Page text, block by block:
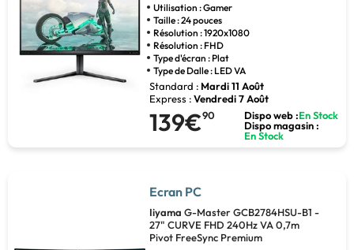
Utilisation : Gamer
Taille : 24 pouces
Résolution : 1920x1080
Résolution : FHD
Type d'écran : Plat
Type de Dalle : LED VA
Standard : Mardi 11 Août
Express :Vendredi 7 Août
139€90 Dispo web :En Stock
Dispo magasin :
En Stock
Ecran PC
Iiyama G-Master GCB2784HSU-B1 -
27" CURVE FHD 240Hz VA 0,7m
Pivot FreeSync Premium